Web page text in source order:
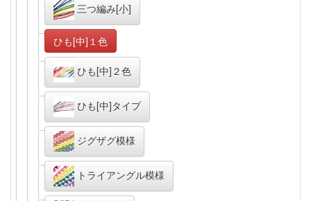
三つ編み[小]
ひも[中]１色
ひも[中]２色
ひも[中]タイプ
ジグザグ模様
トライアングル模様